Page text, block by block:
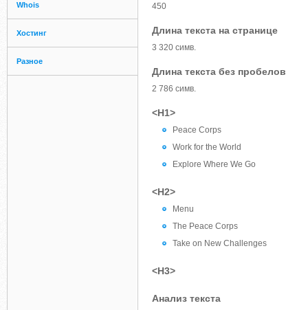
Whois
Хостинг
Разное
450
Длина текста на странице
3 320 симв.
Длина текста без пробелов
2 786 симв.
<H1>
Peace Corps
Work for the World
Explore Where We Go
<H2>
Menu
The Peace Corps
Take on New Challenges
<H3>
Анализ текста